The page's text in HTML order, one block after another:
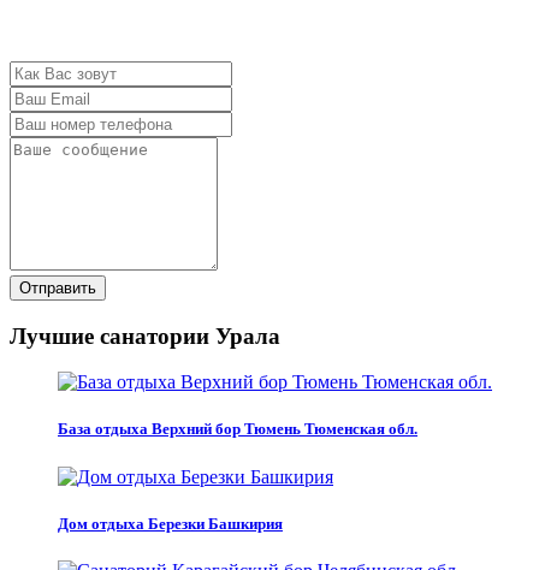
Отправить
Лучшие санатории Урала
База отдыха Верхний бор Тюмень Тюменская обл.
Дом отдыха Березки Башкирия